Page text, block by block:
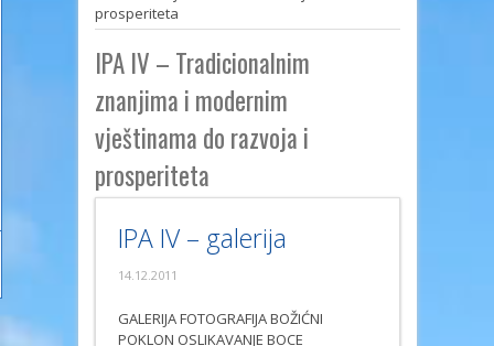
prosperiteta
IPA IV – Tradicionalnim
znanjima i modernim
vještinama do razvoja i
prosperiteta
IPA IV – galerija
14.12.2011
GALERIJA FOTOGRAFIJA BOŽIĆNI
POKLON OSLIKAVANJE BOCE